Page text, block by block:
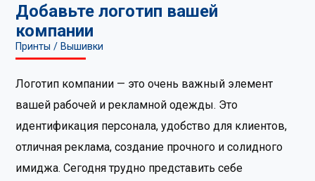
Добавьте логотип вашей
компании
Принты / Вышивки
Логотип компании — это очень важный элемент
вашей рабочей и рекламной одежды. Это
идентификация персонала, удобство для клиентов,
отличная реклама, создание прочного и солидного
имиджа. Сегодня трудно представить себе